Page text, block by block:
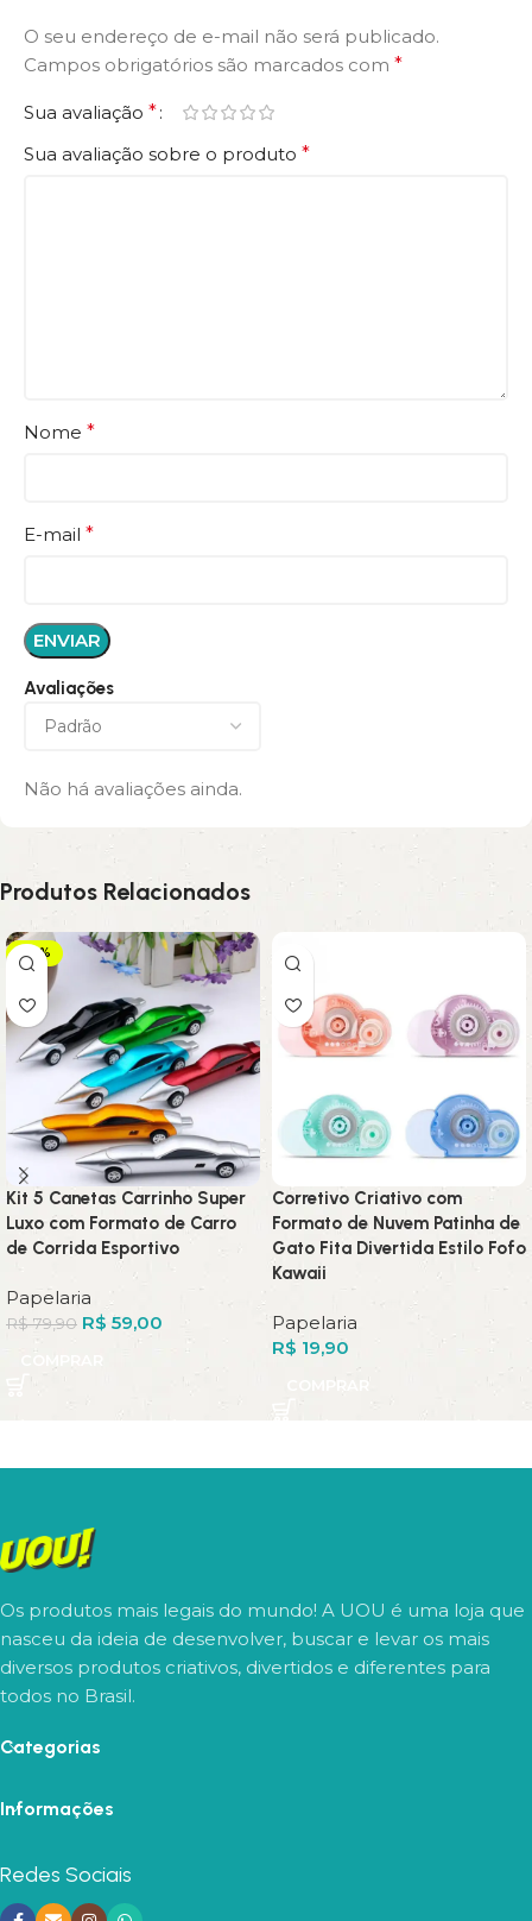
Avaliações
Não há avaliações ainda.
O seu endereço de e-mail não será publicado.
Campos obrigatórios são marcados com *
Sua avaliação *
Sua avaliação sobre o produto *
Nome *
E-mail *
Produtos Relacionados
-26%
Kit 5 Canetas Carrinho Super
Luxo com Formato de Carro
de Corrida Esportivo
Papelaria
R$79,90 R$ 59,00
Corretivo Criativo com
Formato de Nuvem Patinha de
Gato Fita Divertida Estilo Fofo
Kawaii
Papelaria
R$ 19,90
COMPRAR
Os produtos mais legais do mundo! A UOU é uma loja que
nasceu da ideia de desenvolver, buscar e levar os mais
diversos produtos criativos, divertidos e diferentes para
todos no Brasil.
Categorias
Informações
Redes Sociais